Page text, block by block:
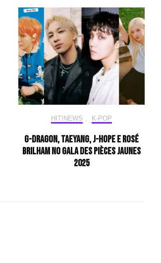
HIT!NEWS K-POP
G-DRAGON, TAEYANG, j-hope e ROSÉ
brilham no Gala des Pièces Jaunes
2025